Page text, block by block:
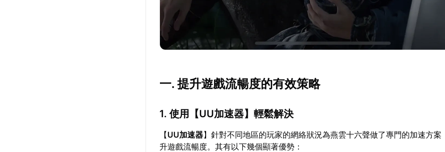
一. 提升遊戲流暢度的有效策略
1. 使用【UU加速器】輕鬆解決
【UU加速器】針對不同地區的玩家的網絡狀況為燕雲十六聲做了專門的加速方案
升遊戲流暢度。其有以下幾個顯著優勢：